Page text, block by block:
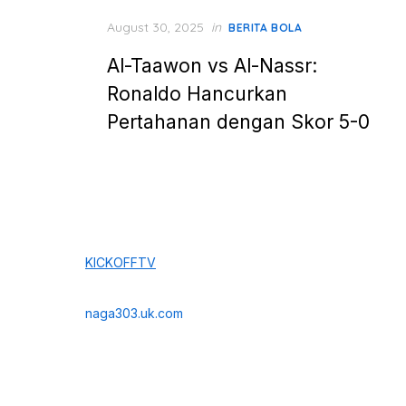
Posted
August 30, 2025 in BERITA BOLA
Al-Taawon vs Al-Nassr:
Ronaldo Hancurkan
Pertahanan dengan Skor 5-0
KICKOFFTV
naga303.uk.com